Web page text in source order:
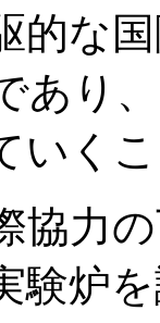
的な
あり
いく
協力
験炉